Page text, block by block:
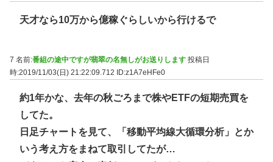
天才なら10万から億稼ぐらしいから行けるで
7 名前:番組の途中ですが翡翠の名無しがお送りします 投稿日
時:2019/11/03(日) 21:22:09.712
ID:z1A7eHFe0
約1年かな、去年の秋ごろまで株やETFの短期売買を
してた。
日足チャートを見て、「移動平均線大循環分析」とか
いう考え方をまねて取引してたが…